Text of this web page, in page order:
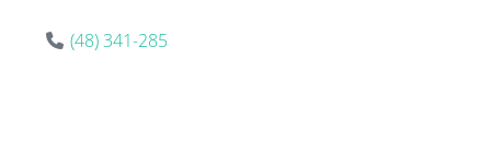
(48) 341-285